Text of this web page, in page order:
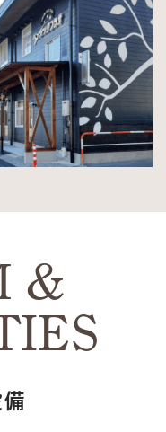
&
備